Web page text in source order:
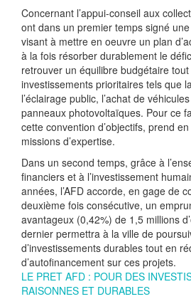
Concernant l’appui-conseil aux
ont dans un premier temps signé
visant à mettre en oeuvre un plan
à la fois résorber durablement le
retrouver un équilibre budgétaire
investissements prioritaires tels que
l’éclairage public, l’achat de
panneaux photovoltaïques. Pour ce
cette convention d’objectifs, prend
missions d’expertise.
Dans un second temps, grâce à
financiers et à l’investissement
années, l’AFD accorde, en gage de
deuxième fois consécutive, un
avantageux (0,42%) de 1,5 millions
dernier permettra à la ville de
d’investissements durables tout en
d’autofinancement sur ces projets.
LE PRET AFD : POUR DES
RAISONNES ET DURABLES